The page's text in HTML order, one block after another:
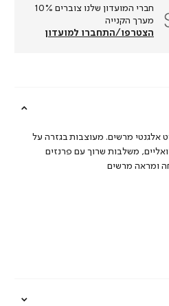
חברי המועדון שלנו צוברים 10%
מערך הקנייה
הצטרפו/התחברו למועדון
אלגנטי מרשים. מעוצבות בגזרה על
משלבות שרוך עם פרנזים
ומראה מרשים